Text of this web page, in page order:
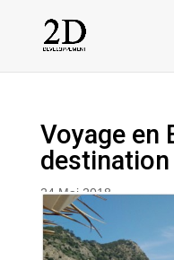
Voyage en
24 Mai 2018